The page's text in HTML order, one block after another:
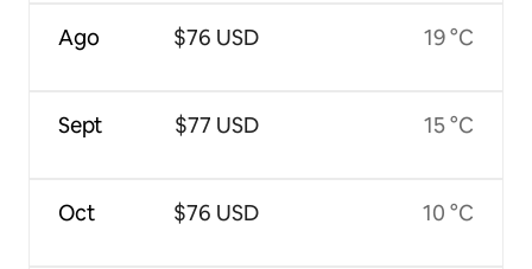
Ago
Sept
Oct
$76 USD
$77 USD
$76 USD
19 °C
15 °C
10 °C